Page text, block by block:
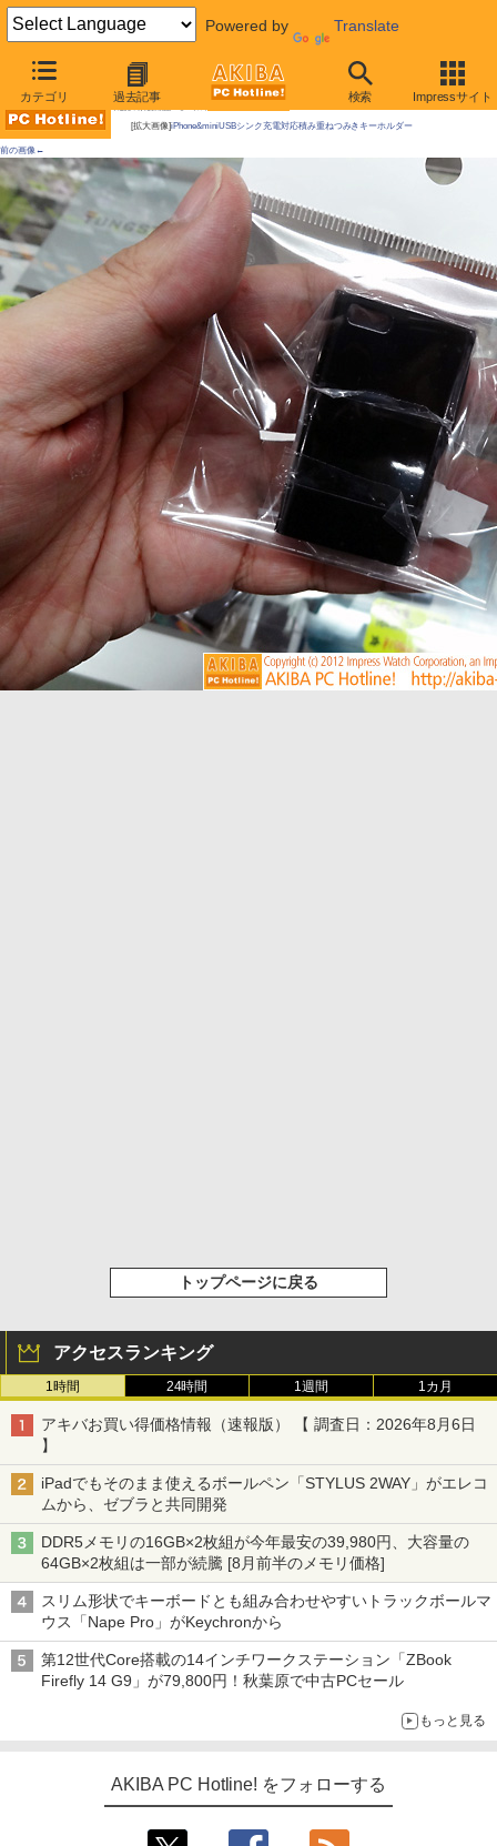
Powered by Translate
カテゴリ 過去記事 検索 Impressサイト
AKIBA PC Hotline!
[拡大画像]iPhone&miniUSBシンク充電対応積み重ねつみきキーホルダー
前の画像←
トップページに戻る
アクセスランキング
1時間 24時間 1週間 1カ月
アキバお買い得価格情報（速報版） 【 調査日：2026年8月6日
】
iPadでもそのまま使えるボールペン「STYLUS 2WAY」がエレコ
ムから、ゼブラと共同開発
DDR5メモリの16GB×2枚組が今年最安の39,980円、大容量の
64GB×2枚組は一部が続騰 [8月前半のメモリ価格]
スリム形状でキーボードとも組み合わせやすいトラックボールマ
ウス「Nape Pro」がKeychronから
第12世代Core搭載の14インチワークステーション「ZBook
Firefly 14 G9」が79,800円！秋葉原で中古PCセール
もっと見る
AKIBA PC Hotline! をフォローする